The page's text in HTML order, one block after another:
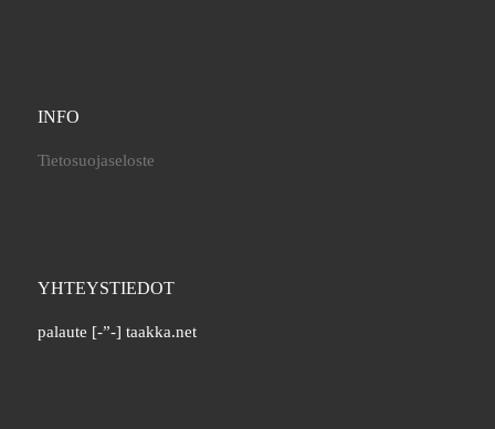
INFO
Tietosuojaseloste
YHTEYSTIEDOT
palaute [-”-] taakka.net